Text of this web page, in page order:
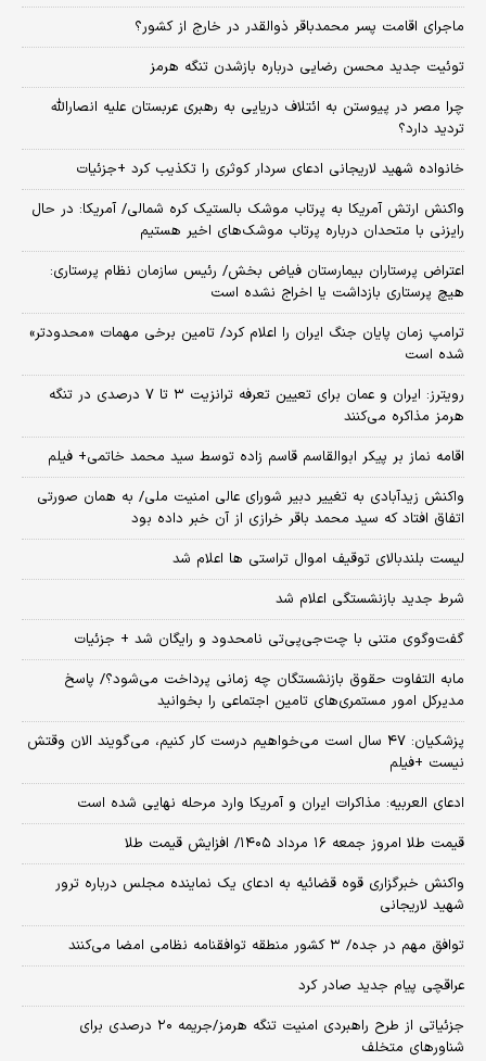
ماجرای اقامت پسر محمدباقر ذوالقدر در خارج از کشور؟
توئیت جدید محسن رضایی درباره بازشدن تنگه هرمز
چرا مصر در پیوستن به ائتلاف دریایی به رهبری عربستان علیه انصارالله
تردید دارد؟
خانواده شهید لاریجانی ادعای سردار کوثری را تکذیب کرد +جزئیات
واکنش ارتش آمریکا به پرتاب موشک بالستیک کره شمالی/ آمریکا: در حال
رایزنی با متحدان درباره پرتاب موشک‌های اخیر هستیم
اعتراض پرستاران بیمارستان فیاض بخش/ رئیس سازمان نظام پرستاری:
هیچ پرستاری بازداشت یا اخراج نشده است
ترامپ زمان پایان جنگ ایران را اعلام کرد/ تامین برخی مهمات «محدودتر»
شده است
رویترز: ایران و عمان برای تعیین تعرفه ترانزیت ۳ تا ۷ درصدی در تنگه
هرمز مذاکره می‌کنند
اقامه نماز بر پیکر ابوالقاسم قاسم زاده توسط سید محمد خاتمی+ فیلم
واکنش زیدآبادی به تغییر دبیر شورای عالی امنیت ملی/ به همان صورتی
اتفاق افتاد که سید محمد باقر خرازی از آن خبر داده بود
لیست بلندبالای توقیف اموال تراستی ها اعلام شد
شرط جدید بازنشستگی اعلام شد
گفت‌وگوی متنی با چت‌جی‌پی‌تی نامحدود و رایگان شد + جزئیات
مابه التفاوت حقوق بازنشستگان چه زمانی پرداخت می‌شود؟/ پاسخ
مدیرکل امور مستمری‌های تامین اجتماعی را بخوانید
پزشکیان: ۴۷ سال است می‌خواهیم درست کار کنیم، می‌گویند الان وقتش
نیست +فیلم
ادعای العربیه: مذاکرات ایران و آمریکا وارد مرحله نهایی شده است
قیمت طلا امروز جمعه ۱۶ مرداد ۱۴۰۵/ افزایش قیمت طلا
واکنش خبرگزاری قوه قضائیه به ادعای یک نماینده مجلس درباره ترور
شهید لاریجانی
توافق مهم در جده/ ۳ کشور منطقه توافقنامه نظامی امضا می‌کنند
عراقچی پیام جدید صادر کرد
جزئیاتی از طرح راهبردی امنیت تنگه هرمز/جریمه ۲۰ درصدی برای
شناورهای متخلف